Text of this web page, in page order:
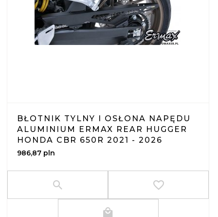
BŁOTNIK TYLNY I OSŁONA NAPĘDU
ALUMINIUM ERMAX REAR HUGGER
HONDA CBR 650R 2021 - 2026
986,87 pln